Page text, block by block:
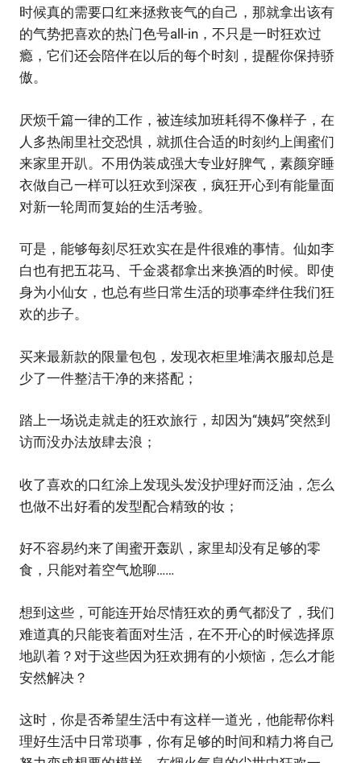
时候真的需要口红来拯救丧气的自己，那就拿出该有
的气势把喜欢的热门色号all-in，不只是一时狂欢过
瘾，它们还会陪伴在以后的每个时刻，提醒你保持骄
傲。
厌烦千篇一律的工作，被连续加班耗得不像样子，在
人多热闹里社交恐惧，就抓住合适的时刻约上闺蜜们
来家里开趴。不用伪装成强大专业好脾气，素颜穿睡
衣做自己一样可以狂欢到深夜，疯狂开心到有能量面
对新一轮周而复始的生活考验。
可是，能够每刻尽狂欢实在是件很难的事情。仙如李
白也有把五花马、千金裘都拿出来换酒的时候。即使
身为小仙女，也总有些日常生活的琐事牵绊住我们狂
欢的步子。
买来最新款的限量包包，发现衣柜里堆满衣服却总是
少了一件整洁干净的来搭配；
踏上一场说走就走的狂欢旅行，却因为“姨妈”突然到
访而没办法放肆去浪；
收了喜欢的口红涂上发现头发没护理好而泛油，怎么
也做不出好看的发型配合精致的妆；
好不容易约来了闺蜜开轰趴，家里却没有足够的零
食，只能对着空气尬聊……
想到这些，可能连开始尽情狂欢的勇气都没了，我们
难道真的只能丧着面对生活，在不开心的时候选择原
地趴着？对于这些因为狂欢拥有的小烦恼，怎么才能
安然解决？
这时，你是否希望生活中有这样一道光，他能帮你料
理好生活中日常琐事，你有足够的时间和精力将自己